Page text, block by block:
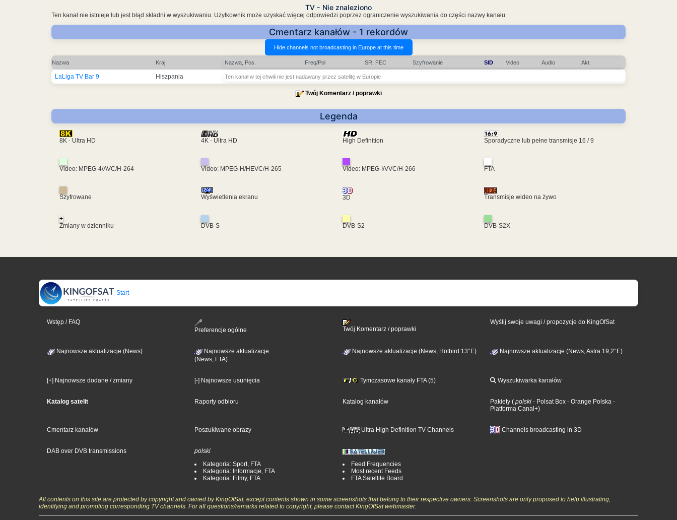
TV - Nie znaleziono
Ten kanał nie istnieje lub jest błąd składni w wyszukiwaniu. Użytkownik może uzyskać więcej odpowiedzi poprzez ograniczenie wyszukiwania do części nazwy kanału.
Cmentarz kanałów - 1 rekordów
Nazwa Kraj Nazwa, Pos. Freq/Pol SR, FEC Szyfrowanie SID Video Audio Akt.
LaLiga TV Bar 9 Hiszpania Ten kanał w tej chwili nie jest nadawany przez satelitę w Europie
Twój Komentarz / poprawki
Legenda
8K - Ultra HD 4K - Ultra HD High Definition Sporadyczne lub pełne transmisje 16 / 9
Video: MPEG-4/AVC/H-264 Video: MPEG-H/HEVC/H-265 Video: MPEG-I/VVC/H-266 FTA
Szyfrowane Wyświetlenia ekranu 3D Transmisje wideo na żywo
+
Zmiany w dzienniku
DVB-S DVB-S2 DVB-S2X
Start
Wstęp / FAQ
Preferencje ogólne
Twój Komentarz / poprawki
Wyślij swoje uwagi / propozycje do KingOfSat
Najnowsze aktualizacje (News)
Najnowsze aktualizacje
(News, FTA)
Najnowsze aktualizacje (News, Hotbird 13°E) Najnowsze aktualizacje (News, Astra 19,2°E)
[+] Najnowsze dodane / zmiany [-] Najnowsze usunięcia Tymczasowe kanały FTA (5) Wyszukiwarka kanałów
Katalog satelit Raporty odbioru Katalog kanałów Pakiety ( polski - Polsat Box - Orange Polska -
Platforma Canal+)
Cmentarz kanałów Poszukiwane obrazy Ultra High Definition TV Channels Channels broadcasting in 3D
DAB over DVB transmissions
polski
Kategoria: Sport, FTA
Kategoria: Informacje, FTA
Kategoria: Filmy, FTA
Feed Frequencies
Most recent Feeds
FTA Satellite Board
All contents on this site are protected by copyright and owned by KingOfSat, except contents shown in some screenshots that belong to their respective owners. Screenshots are only proposed to help illustrating,
identifying and promoting corresponding TV channels. For all questions/remarks related to copyright, please contact KingOfSat webmaster.